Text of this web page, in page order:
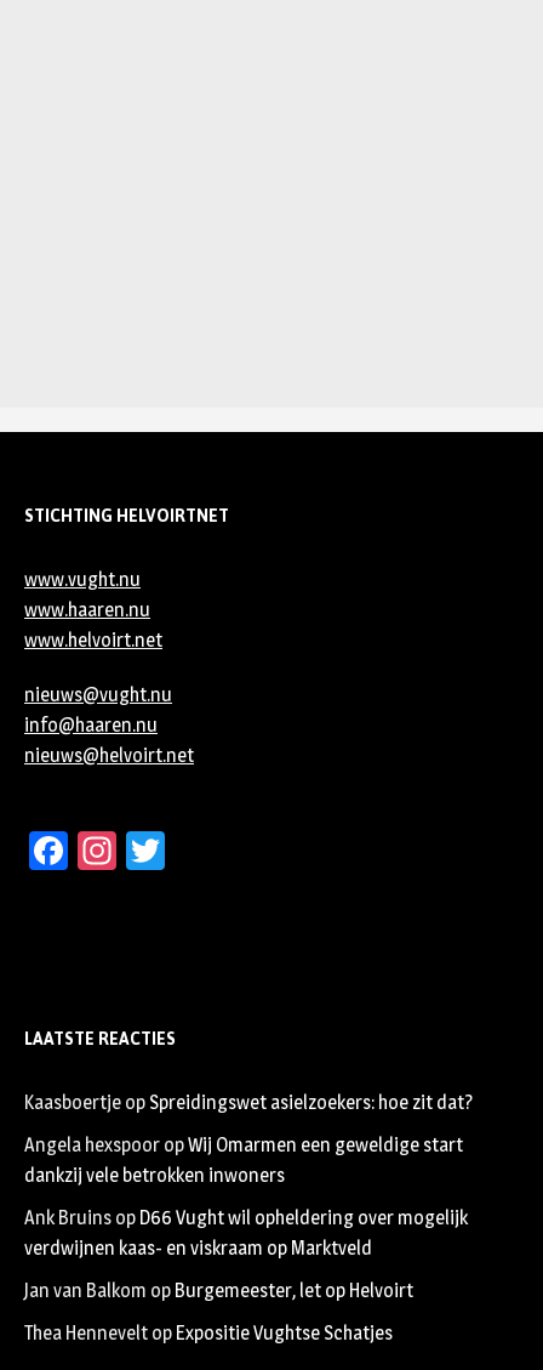
STICHTING HELVOIRTNET
www.vught.nu
www.haaren.nu
www.helvoirt.net
nieuws@vught.nu
info@haaren.nu
nieuws@helvoirt.net
Facebook
Instagram
LAATSTE REACTIES
Kaasboertje op Spreidingswet asielzoekers: hoe zit dat?
Angela hexspoor opWij Omarmen een geweldige start
dankzij vele betrokken inwoners
Ank Bruins op D66 Vught wil opheldering over mogelijk
verdwijnen kaas- en viskraam op Marktveld
Jan van Balkom op Burgemeester, let op Helvoirt
Thea Hennevelt op Expositie Vughtse Schatjes